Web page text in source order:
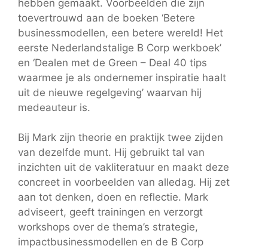
hebben gemaakt. Voorbeelden die zijn
toevertrouwd aan de boeken ‘Betere
businessmodellen, een betere wereld! Het
eerste Nederlandstalige B Corp werkboek’
en ‘Dealen met de Green – Deal 40 tips
waarmee je als ondernemer inspiratie haalt
uit de nieuwe regelgeving’ waarvan hij
medeauteur is.
Bij Mark zijn theorie en praktijk twee zijden
van dezelfde munt. Hij gebruikt tal van
inzichten uit de vakliteratuur en maakt deze
concreet in voorbeelden van alledag. Hij zet
aan tot denken, doen en reflectie. Mark
adviseert, geeft trainingen en verzorgt
workshops over de thema’s strategie,
impactbusinessmodellen en de B Corp